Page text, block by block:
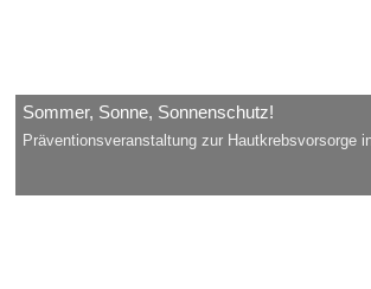
Sommer, Sonne, Sonnenschutz!
Präventionsveranstaltung zur Hautkrebsvorsorge